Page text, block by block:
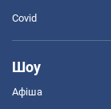
Covid
Шоу
Афіша